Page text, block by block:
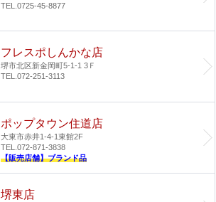
TEL.0725-45-8877
フレスポしんかな店
堺市北区新金岡町5-1-1 3Ｆ
TEL.072-251-3113
ポップタウン住道店
大東市赤井1-4-1東館2F
TEL.072-871-3838
【販売店舗】ブランド品
堺東店